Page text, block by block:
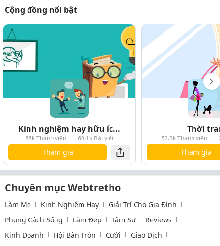
Cộng đồng nổi bật
Kinh nghiệm hay hữu íc...
88k Thành viên · 60.1k Bài viết
Tham gia
Thời
52.3k Thành viên ·
Tham gia
Chuyên mục Webtretho
Làm Mẹ Kinh Nghiệm Hay
Giải Trí Cho Gia Đình
Phong Cách Sống
Làm Đẹp Tâm Sự
Reviews
Kinh Doanh
Hội Bàn Tròn Cưới
Giao Dịch